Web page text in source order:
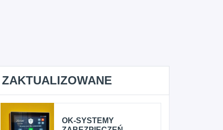
ZAKTUALIZOWANE
OK-SYSTEMY